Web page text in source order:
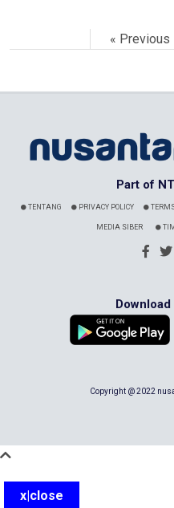
« Previous
Part of
TENTANG PRIVACY POLICY TERMS
MEDIA SIBER
Copyright @ 2022
x|close